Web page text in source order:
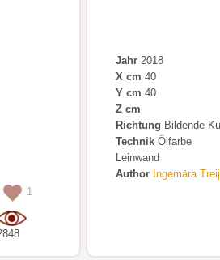
1
Jahr 2018
X cm 40
Y cm 40
Z cm
Richtung Bildende
Technik Ölfarbe
Leinwand
Author Ingemāra